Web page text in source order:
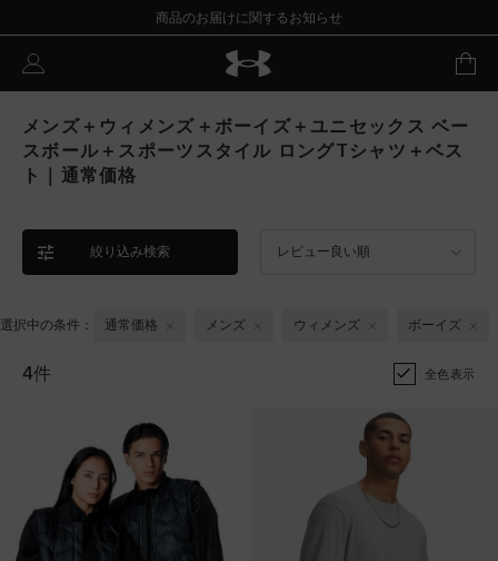
商品のお届けに関するお知らせ
メンズ＋ウィメンズ＋ボーイズ＋ユニセックス ベー
スボール＋スポーツスタイル ロングTシャツ＋ベス
ト｜通常価格
絞り込み検索 レビュー良い順
選択中の条件： 通常価格 メンズ ウィメンズ ボーイズ
4件 全色表示